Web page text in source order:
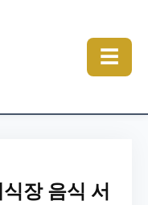
☰
장 음식 서